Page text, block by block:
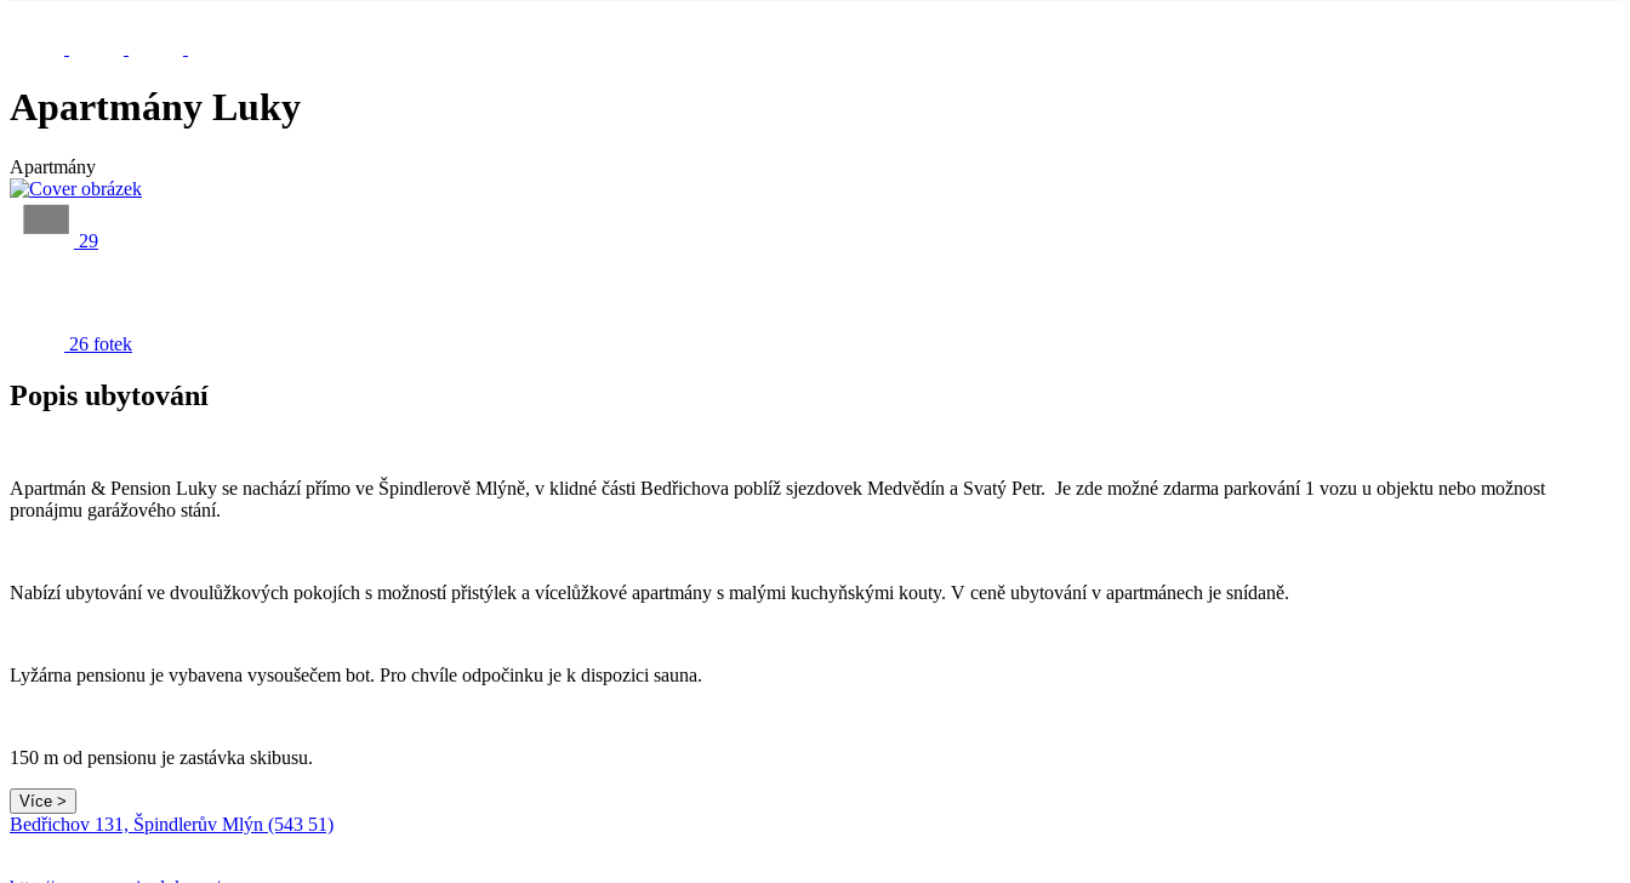
Apartmány Luky
Apartmány
29
26 fotek
Popis ubytování
Apartmán & Pension Luky se nachází přímo ve Špindlerově Mlýně, v klidné části Bedřichova poblíž sjezdovek Medvědín a Svatý Petr. Je zde možné zdarma parkování 1 vozu u objektu nebo možnost
pronájmu garážového stání.
Nabízí ubytování ve dvoulůžkových pokojích s možností přistýlek a vícelůžkové apartmány s malými kuchyňskými kouty. V ceně ubytování v apartmánech je snídaně.
Lyžárna pensionu je vybavena vysoušečem bot. Pro chvíle odpočinku je k dispozici sauna.
150 m od pensionu je zastávka skibusu.
Více >
Bedřichov 131, Špindlerův Mlýn (543 51)